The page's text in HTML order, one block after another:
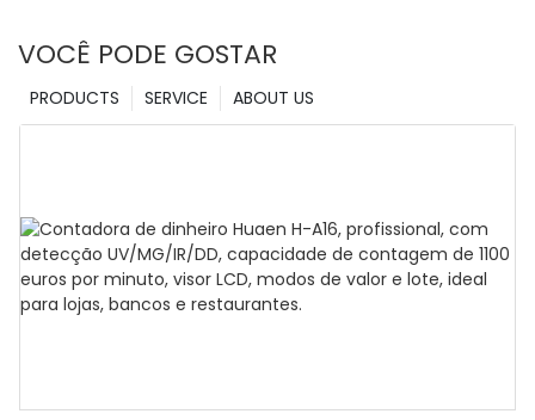
VOCÊ PODE GOSTAR
ABOUT US
SERVICE
PRODUCTS